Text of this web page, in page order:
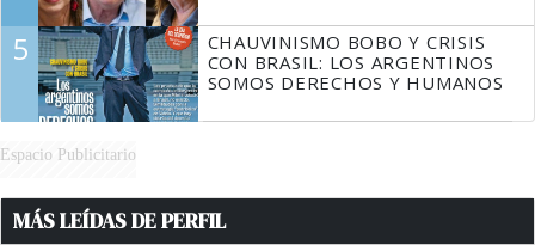
5
CHAUVINISMO BOBO Y CRISIS
CON BRASIL: LOS ARGENTINOS
SOMOS DERECHOS Y HUMANOS
Espacio Publicitario
MÁS LEÍDAS DE PERFIL